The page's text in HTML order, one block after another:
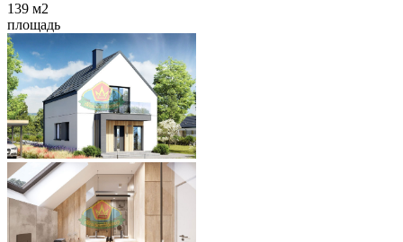
139 м2
площадь